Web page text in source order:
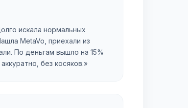
искала нормальных
MetaVo, приехали из
По деньгам вышло на 15%
без косяков.»